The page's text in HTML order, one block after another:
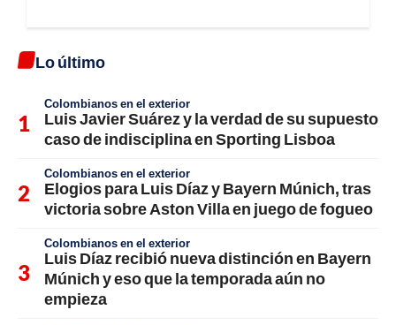
Lo último
Colombianos en el exterior
Luis Javier Suárez y la verdad de su supuesto
caso de indisciplina en Sporting Lisboa
Colombianos en el exterior
Elogios para Luis Díaz y Bayern Múnich, tras
victoria sobre Aston Villa en juego de fogueo
Colombianos en el exterior
Luis Díaz recibió nueva distinción en Bayern
Múnich y eso que la temporada aún no
empieza